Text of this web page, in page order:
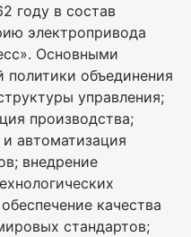
году в состав
электропривода
Основными
политики объединения
управления;
производства;
автоматизация
внедрение
качества
стандартов;